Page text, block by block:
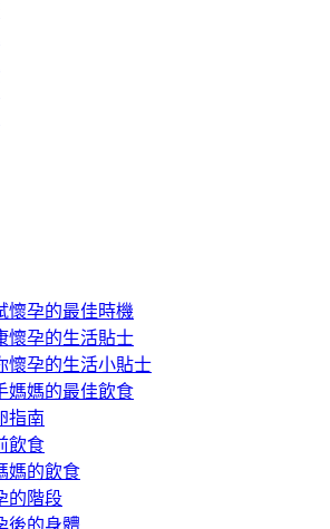
懷孕的最佳時機
懷孕的生活貼士
懷孕的生活小貼士
媽媽的最佳飲食
指南
飲食
媽的飲食
的階段